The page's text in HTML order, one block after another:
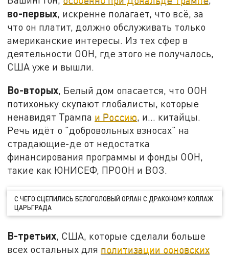
во-первых , искренне полагает, что всё, за
что он платит, должно обслуживать только
американские интересы. Из тех сфер в
деятельности ООН, где этого не получалось,
США уже и вышли.
Во-вторых, Белый дом опасается, что ООН
потихоньку скупают глобалисты, которые
ненавидят Трампа и Россию, и… китайцы.
Речь идёт о "добровольных взносах" на
страдающие-де от недостатка
финансирования программы и фонды ООН,
такие как ЮНИСЕФ, ПРООН и ВОЗ.
С ЧЕГО СЦЕПИЛИСЬ БЕЛОГОЛОВЫЙ ОРЛАН С ДРАКОНОМ? КОЛЛАЖ
ЦАРЬГРАДА
В-третьих, США, которые сделали больше
всех остальных для политизации ооновских